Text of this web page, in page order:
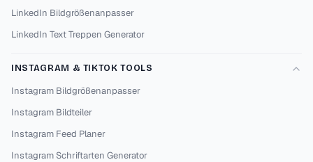
LinkedIn Bildgrößenanpasser
LinkedIn Text Treppen Generator
INSTAGRAM & TIKTOK TOOLS
Instagram Bildgrößenanpasser
Instagram Bildteiler
Instagram Feed Planer
Instagram Schriftarten Generator